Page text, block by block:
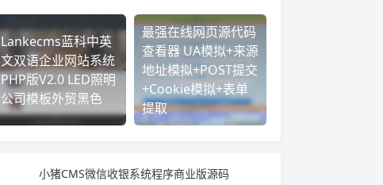
Lankecms蓝科中英
文双语企业网站系统
PHP版V2.0 LED照明
公司模板外贸黑色
最强在线网页源代码
查看器 UA模拟+来源
地址模拟+POST提交
+Cookie模拟+表单
提取
小猪CMS微信收银系统程序商业版源码